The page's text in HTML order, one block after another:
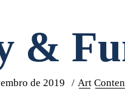
&
de 2019 Art